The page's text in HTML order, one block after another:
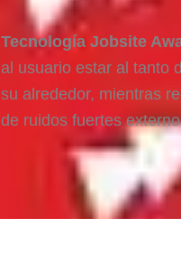
Tecnología Jobsite
al usuario estar al tanto
su alrededor, mientras
de ruidos fuertes